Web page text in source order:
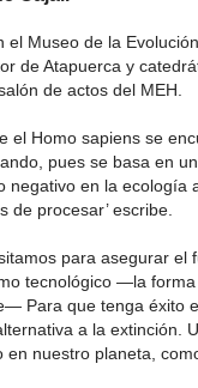
el Museo de la
de Atapuerca y
de actos del MEH.
el Homo sapiens se
pues se basa en
negativo en la ecología
de procesar’ escribe.
para asegurar el
tecnológico —la
Para que tenga éxito
a la extinción.
nuestro planeta,